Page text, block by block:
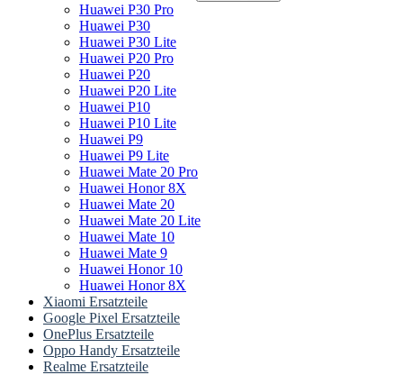
Huawei P30 Pro
Huawei P30
Huawei P30 Lite
Huawei P20 Pro
Huawei P20
Huawei P20 Lite
Huawei P10
Huawei P10 Lite
Huawei P9
Huawei P9 Lite
Huawei Mate 20 Pro
Huawei Honor 8X
Huawei Mate 20
Huawei Mate 20 Lite
Huawei Mate 10
Huawei Mate 9
Huawei Honor 10
Huawei Honor 8X
Xiaomi Ersatzteile
Google Pixel Ersatzteile
OnePlus Ersatzteile
Oppo Handy Ersatzteile
Realme Ersatzteile